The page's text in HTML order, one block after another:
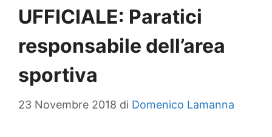
UFFICIALE: Paratici
responsabile dell’area
sportiva
23 Novembre 2018 di Domenico Lamanna